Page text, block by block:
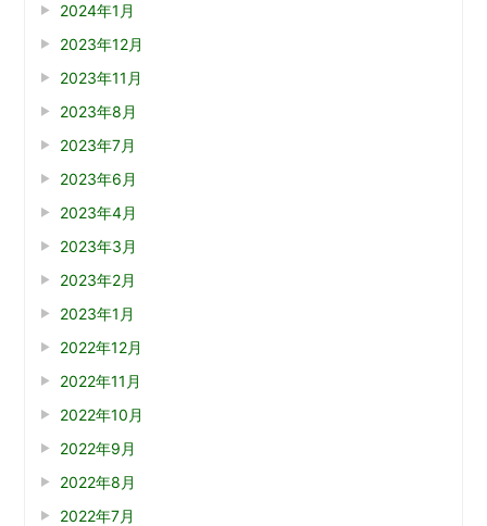
2024年1月
2023年12月
2023年11月
2023年8月
2023年7月
2023年6月
2023年4月
2023年3月
2023年2月
2023年1月
2022年12月
2022年11月
2022年10月
2022年9月
2022年8月
2022年7月